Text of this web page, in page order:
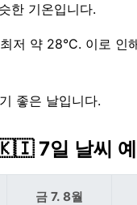
한 기온입니다.
저 약 28°C. 이로
좋은 날입니다.
7일 날씨
금 7. 8월